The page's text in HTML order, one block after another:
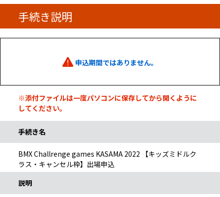
手続き説明
申込期間ではありません。
※添付ファイルは一度パソコンに保存してから開くように
してください。
手続き名
BMX Challrenge games KASAMA 2022 【キッズミドルク
ラス・キャンセル枠】出場申込
説明